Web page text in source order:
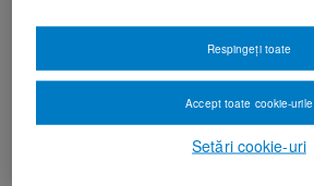
Setări cookie-uri
Respingeți toate
Accept toate cookie-urile